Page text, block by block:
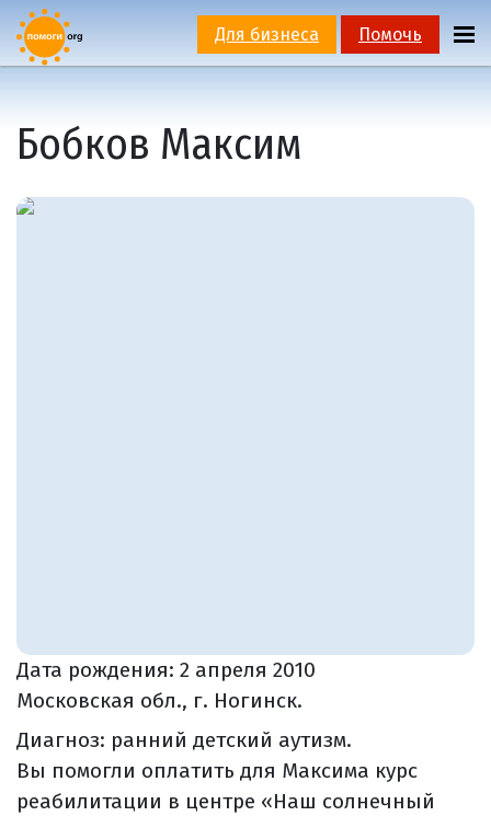
Для бизнеса Помочь
Бобков Максим
Дата рождения: 2 апреля 2010
Московская обл., г. Ногинск.
Диагноз: ранний детский аутизм.
Вы помогли оплатить для Максима курс
реабилитации в центре «Наш солнечный